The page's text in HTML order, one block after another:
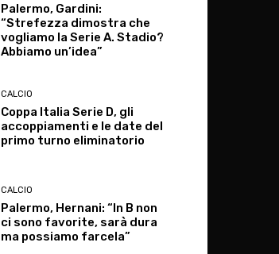
Palermo, Gardini:
“Strefezza dimostra che
vogliamo la Serie A. Stadio?
Abbiamo un’idea”
CALCIO
Coppa Italia Serie D, gli
accoppiamenti e le date del
primo turno eliminatorio
CALCIO
Palermo, Hernani: “In B non
ci sono favorite, sarà dura
ma possiamo farcela”